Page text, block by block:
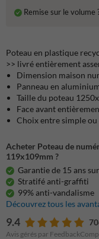
Remise sur le volume
Poteau en plastique
>> livré entièrement
Dimension maison
Panneau en
Taille du poteau
Face avant
Choix entre simple
Acheter Poteau de
119x109mm ?
Garantie de 15 ans
Stratifé anti-graffiti
99% anti-vandalisme
Découvrez tous les
9.4
Avis gérés par